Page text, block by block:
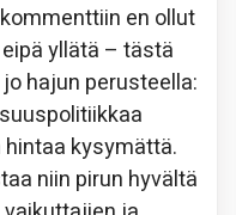
en ollut
yllätä – tästä
hajun perusteella:
kysymättä.
niin pirun hyvältä